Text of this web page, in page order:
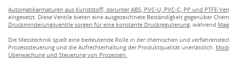
Automatikarmaturen aus Kunststoff, darunter ABS, PVC-U, PVC-C, PP und PTFE-
eingesetzt. Diese Ventile bieten eine ausgezeichnete Beständigkeit gegenüber
Druckminderungsventile sorgen für eine konstante Druckregulierung, während
Die Messtechnik spielt eine bedeutende Rolle in der chemischen und
Prozesssteuerung und die Aufrechterhaltung der Produktqualität unerlässlich.
Überwachung und Steuerung von Prozessen.